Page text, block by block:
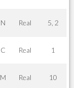
N Real 5, 2
C Real 1
M Real 10